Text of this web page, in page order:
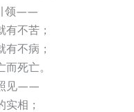
领——
有不苦；
有不病；
死亡。
见——
实相；